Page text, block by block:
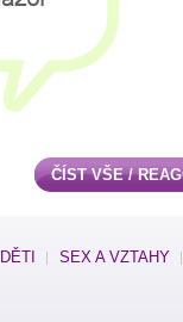
ČÍST VŠE /
DĚTI SEX A VZTAHY